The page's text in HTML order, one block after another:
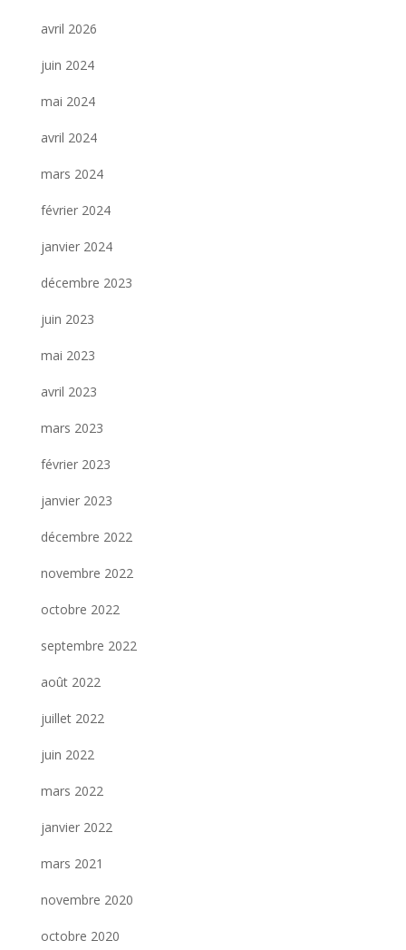
avril 2026
juin 2024
mai 2024
avril 2024
mars 2024
février 2024
janvier 2024
décembre 2023
juin 2023
mai 2023
avril 2023
mars 2023
février 2023
janvier 2023
décembre 2022
novembre 2022
octobre 2022
septembre 2022
août 2022
juillet 2022
juin 2022
mars 2022
janvier 2022
mars 2021
novembre 2020
octobre 2020